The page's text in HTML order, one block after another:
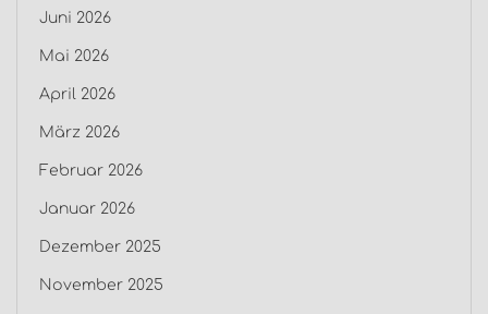
Juni 2026
Mai 2026
April 2026
März 2026
Februar 2026
Januar 2026
Dezember 2025
November 2025